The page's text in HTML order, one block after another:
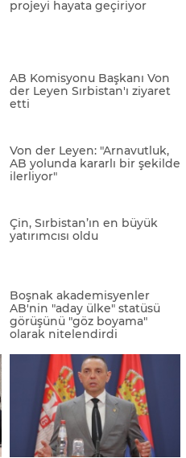
üyeliğine destek yüzde 77
AB için siyasi uzlaşı arıyor
Kuzey Makedonya, 30 yıllık
projeyi hayata geçiriyor